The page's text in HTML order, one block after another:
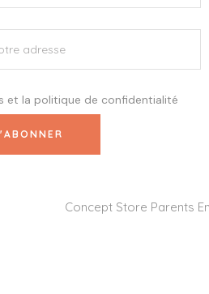
et la politique de confidentialité